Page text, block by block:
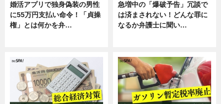
婚活アプリで独身偽装の男性
に55万円支払い命令！「貞操
権」とは何かを弁…
急増中の「爆破予告」冗談で
は済まされない！どんな罪に
なるか弁護士に聞い…